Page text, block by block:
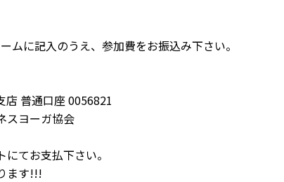
ムに記入のうえ、参加費をお振込み下さい。
普通口座 0056821
スヨーガ協会
てお支払下さい。
ます!!!